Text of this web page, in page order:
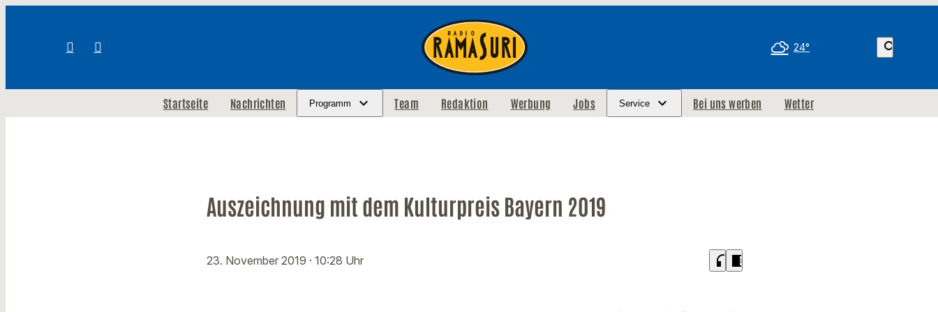
24° search
Startseite Nachrichten Programm Team Redaktion Werbung Jobs Service Bei uns werben Wetter
Auszeichnung mit dem Kulturpreis Bayern 2019
23. November 2019 · 10:28 Uhr headphones chrome_reader_mode